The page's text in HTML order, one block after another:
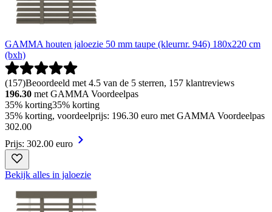
GAMMA houten jaloezie 50 mm taupe (kleurnr. 946) 180x220 cm
(bxh)
(157)Beoordeeld met 4.5 van de 5 sterren, 157 klantreviews
196.30 met GAMMA Voordeelpas
35% korting35% korting
35% korting, voordeelprijs: 196.30 euro met GAMMA Voordeelpas
302.00
Prijs: 302.00 euro
Bekijk alles in jaloezie